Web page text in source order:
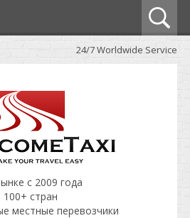
24/7 Worldwide Service
с 2009 года
100+ стран
местные перевозчики